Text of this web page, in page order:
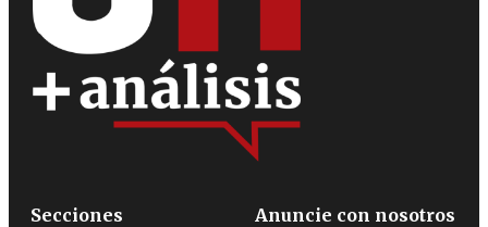
Secciones
Anuncie con nosotros